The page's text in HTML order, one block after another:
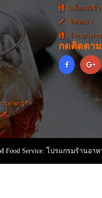
รอาหารที่
ที !
แพ็คเกจร้
ติต่อเรา
ร้านอาหาร
กดติดตาม
Food Service. โปรแกรมร้านอา